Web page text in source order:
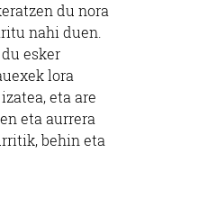
du nora
nahi duen.
esker
lora
eta are
eta aurrera
behin eta